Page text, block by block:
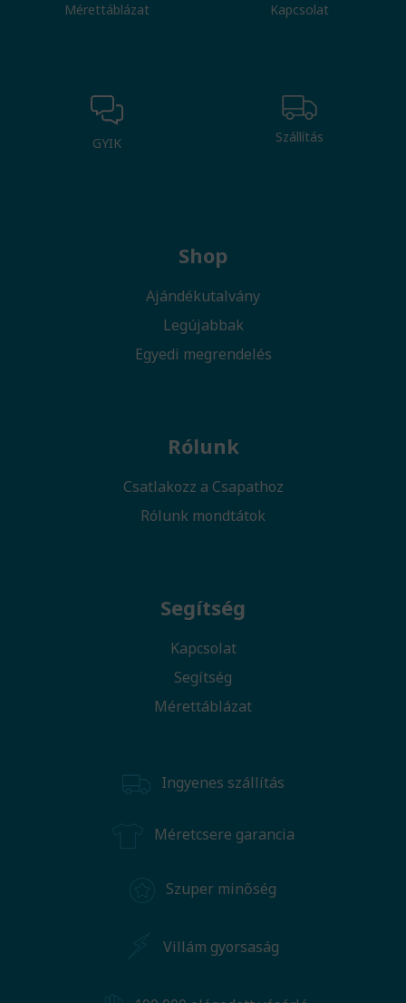
Mérettáblázat Kapcsolat
GYIK Szállítás
Shop
Ajándékutalvány
Legújabbak
Egyedi megrendelés
Rólunk
Csatlakozz a Csapathoz
Rólunk mondtátok
Segítség
Kapcsolat
Segítség
Mérettáblázat
Ingyenes szállítás
Méretcsere garancia
Szuper minőség
Villám gyorsaság